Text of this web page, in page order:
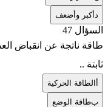
أكبر وأضعف
السؤال 47
طاقة ناتجة عن انقباض
ثابتة ..
الطاقة الحركية
بطاقة الوضع